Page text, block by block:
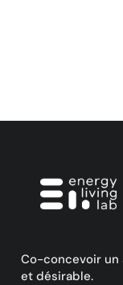
Co-concevoir un
et désirable.